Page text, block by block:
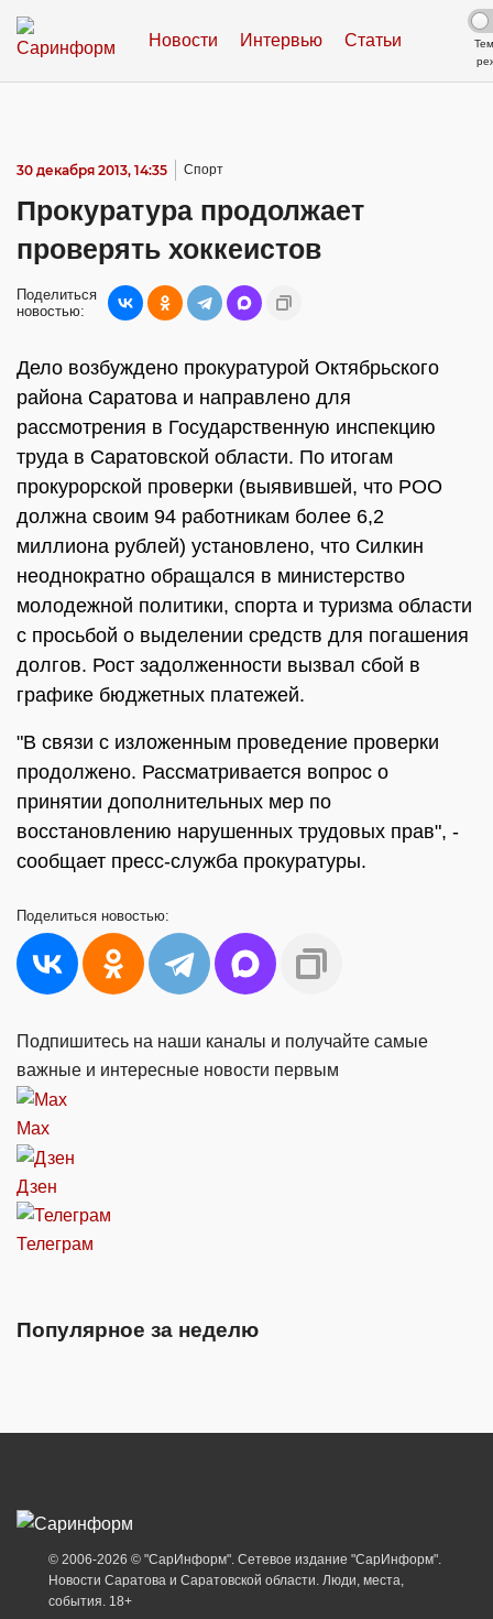
Новости Интервью Статьи
30 декабря 2013, 14:35 Спорт
Прокуратура продолжает
проверять хоккеистов
Поделиться
новостью:
Дело возбуждено прокуратурой Октябрьского
района Саратова и направлено для
рассмотрения в Государственную инспекцию
труда в Саратовской области. По итогам
прокурорской проверки (выявившей, что РОО
должна своим 94 работникам более 6,2
миллиона рублей) установлено, что Силкин
неоднократно обращался в министерство
молодежной политики, спорта и туризма области
с просьбой о выделении средств для погашения
долгов. Рост задолженности вызвал сбой в
графике бюджетных платежей.
"В связи с изложенным проведение проверки
продолжено. Рассматривается вопрос о
принятии дополнительных мер по
восстановлению нарушенных трудовых прав", -
сообщает пресс-служба прокуратуры.
Поделиться новостью:
Подпишитесь на наши каналы и получайте самые
важные и интересные новости первым
Max
Дзен
Телеграм
Популярное за неделю
© 2006-2026 © "СарИнформ". Сетевое издание "СарИнформ".
Новости Саратова и Саратовской области. Люди, места,
события. 18+